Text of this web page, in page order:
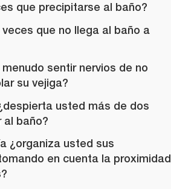
que precipitarse al baño?
que no llega al baño a
sentir nervios de no
su vejiga?
usted más de dos
al baño?
¿organiza usted sus
en cuenta la proximidad